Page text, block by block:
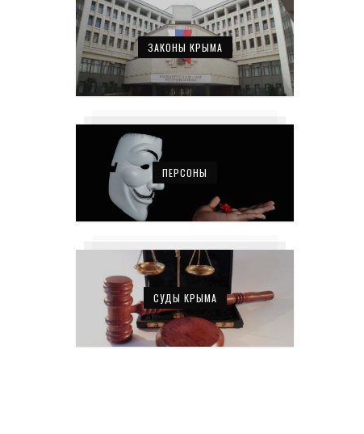
ЗАКОНЫ КРЫМА
ПЕРСОНЫ
СУДЫ КРЫМА